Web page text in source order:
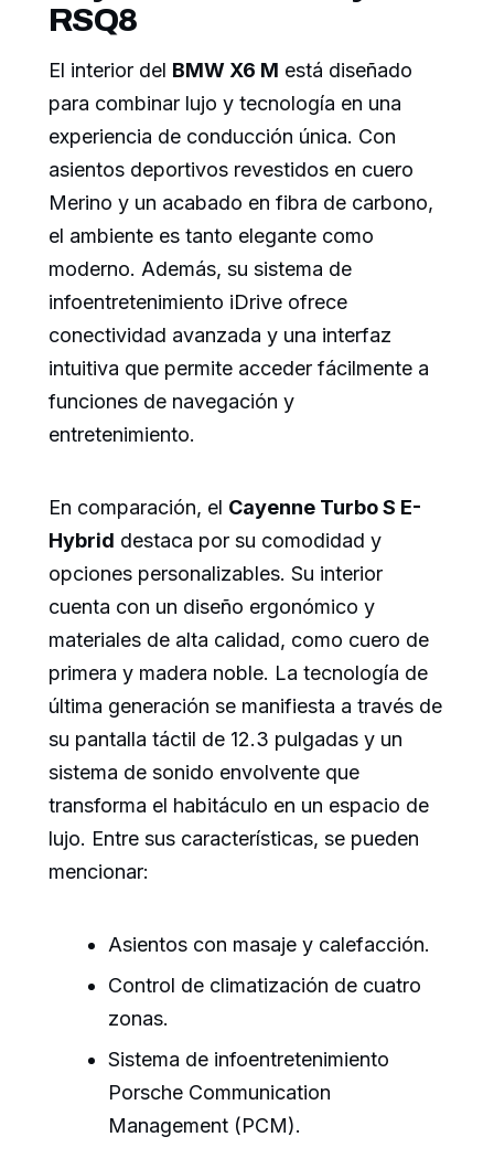
RSQ8
El interior del BMW X6 M está diseñado
para combinar lujo y tecnología en una
experiencia de conducción única. Con
asientos deportivos revestidos en cuero
Merino y un acabado en fibra de carbono,
el ambiente es tanto elegante como
moderno. Además, su sistema de
infoentretenimiento iDrive ofrece
conectividad avanzada y una interfaz
intuitiva que permite acceder fácilmente a
funciones de navegación y
entretenimiento.
En comparación, el Cayenne Turbo S E-
Hybrid destaca por su comodidad y
opciones personalizables. Su interior
cuenta con un diseño ergonómico y
materiales de alta calidad, como cuero de
primera y madera noble. La tecnología de
última generación se manifiesta a través de
su pantalla táctil de 12.3 pulgadas y un
sistema de sonido envolvente que
transforma el habitáculo en un espacio de
lujo. Entre sus características, se pueden
mencionar:
Asientos con masaje y calefacción.
Control de climatización de cuatro
zonas.
Sistema de infoentretenimiento
Porsche Communication
Management (PCM).